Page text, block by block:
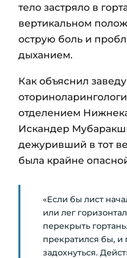
тело застряло в
вертикальном
острую боль и
дыханием.
Как объяснил
отделением
Искандер
дежуривший в тот
была крайне
«Если бы лист
или лег
перекрыть
прекратился бы, и
задохнуться.